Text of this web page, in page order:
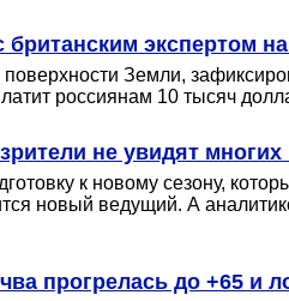
экспертом
Земли,
россиянам 10 тысяч
не увидят
к новому сезону,
новый ведущий. А
прогрелась до +65 и